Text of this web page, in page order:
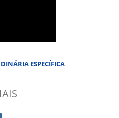
ESPECÍFICA